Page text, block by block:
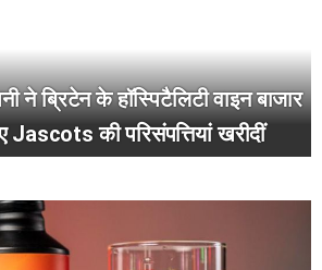
ने ब्रिटेन के हॉस्पिटैलिटी वाइन बाजार
की परिसंपत्तियां खरीदीं